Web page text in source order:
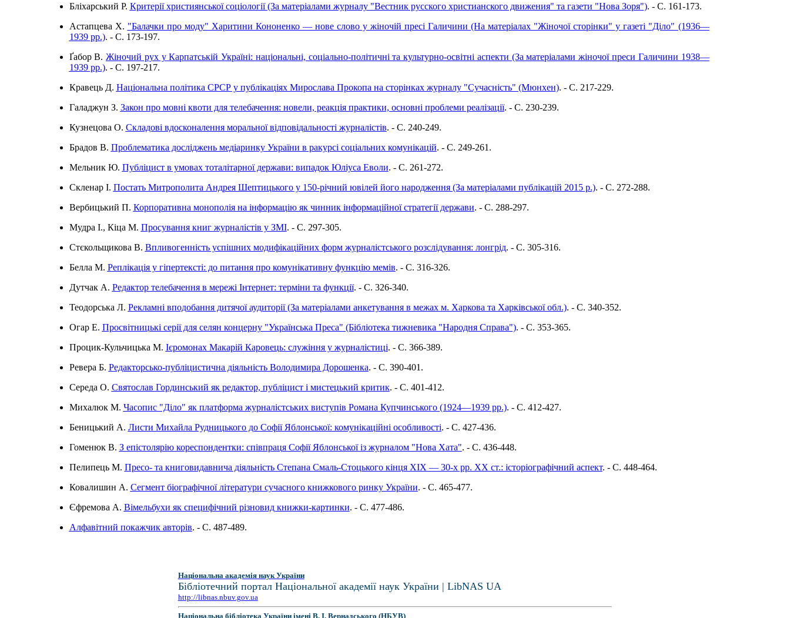
Бліхарський Р. Критерії християнської соціології (За матеріалами журналу "Вестник русского христианского движения" та газети "Нова Зоря"). - C. 161-173.
Астапцева Х. "Балачки про моду" Харитини Кононенко — нове слово у жіночій пресі Галичини (На матеріалах "Жіночої сторінки" у газеті "Діло" (1936—
1939 рр.). - C. 173-197.
Ґабор В.Жіночий рух у Карпатській Україні: національні, соціально-політичні та культурно-освітні аспекти (За матеріалами жіночої преси Галичини 1938—
1939 рр.). - C. 197-217.
Кравець Д. Національна політика СРСР у публікаціях Мирослава Прокопа на сторінках журналу "Сучасність" (Мюнхен). - C. 217-229.
Галаджун З. Закон про мовні квоти для телебачення: новели, реакція практики, основні проблеми реалізації. - C. 230-239.
Кузнецова О. Складові вдосконалення моральної відповідальності журналістів. - C. 240-249.
Брадов В. Проблематика досліджень медіаринку України в ракурсі соціальних комунікацій. - C. 249-261.
Мельник Ю. Публіцист в умовах тоталітарної держави: випадок Юліуса Еволи. - C. 261-272.
Скленар І. Постать Митрополита Андрея Шептицького у 150-річний ювілей його народження (За матеріалами публікацій 2015 р.). - C. 272-288.
Вербицький П. Корпоративна монополія на інформацію як чинник інформаційної стратегії держави. - C. 288-297.
Мудра І., Кіца М. Просування книг журналістів у ЗМІ. - C. 297-305.
Стєкольщикова В. Впливогенність успішних модифікаційних форм журналістського розслідування: лонгрід. - C. 305-316.
Белла М. Реплікація у гіпертексті: до питання про комунікативну функцію мемів. - C. 316-326.
Дутчак А. Редактор телебачення в мережі Інтернет: терміни та функції. - C. 326-340.
Теодорська Л. Рекламні вподобання дитячої аудиторії (За матеріалами анкетування в межах м. Харкова та Харківської обл.). - C. 340-352.
Огар Е. Просвітницькі серії для селян концерну "Українська Преса" (Бібліотека тижневика "Народня Справа"). - C. 353-365.
Процик-Кульчицька М. Ієромонах Макарій Каровець: служіння у журналістиці. - C. 366-389.
Ревера Б. Редакторсько-публіцистична діяльність Володимира Дорошенка. - C. 390-401.
Середа О. Святослав Гординський як редактор, публіцист і мистецький критик. - C. 401-412.
Михалюк М. Часопис "Діло" як платформа журналістських виступів Романа Купчинського (1924—1939 рр.). - C. 412-427.
Беницький А. Листи Михайла Рудницького до Софії Яблонської: комунікаційні особливості. - C. 427-436.
Гоменюк В. З епістолярію кореспондентки: співпраця Софії Яблонської із журналом "Нова Хата". - C. 436-448.
Пелипець М. Пресо- та книговидавнича діяльність Степана Смаль-Стоцького кінця ХІХ — 30-х рр. ХХ ст.: історіографічний аспект. - C. 448-464.
Ковалишин А. Сегмент біографічної літератури сучасного книжкового ринку України. - C. 465-477.
Єфремова А. Вімельбухи як специфічний різновид книжки-картинки. - C. 477-486.
Алфавітний покажчик авторів. - C. 487-489.
Національна академія наук України
Бібліотечний портал Національної академії наук України | LibNAS UA
http://libnas.nbuv.gov.ua
Національна бібліотека України імені В. І. Вернадського (НБУВ)